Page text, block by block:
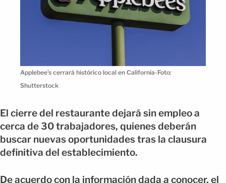
Applebee’s cerrará histórico local en California-Foto:
Shutterstock
El cierre del restaurante dejará sin empleo a
cerca de 30 trabajadores, quienes deberán
buscar nuevas oportunidades tras la clausura
definitiva del establecimiento.
De acuerdo con la información dada a conocer, el